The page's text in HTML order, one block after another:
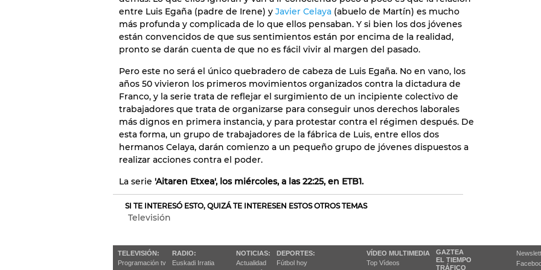
entre Luis Egaña (padre de Irene) y Javier Celaya (abuelo de Martín) es mucho
más profunda y complicada de lo que ellos pensaban. Y si bien los dos jóvenes
están convencidos de que sus sentimientos están por encima de la realidad,
pronto se darán cuenta de que no es fácil vivir al margen del pasado.
Pero este no será el único quebradero de cabeza de Luis Egaña. No en vano, los
años 50 vivieron los primeros movimientos organizados contra la dictadura de
Franco, y la serie trata de reflejar el surgimiento de un incipiente colectivo de
trabajadores que trata de organizarse para conseguir unos derechos laborales
más dignos en primera instancia, y para protestar contra el régimen después. De
esta forma, un grupo de trabajadores de la fábrica de Luis, entre ellos dos
hermanos Celaya, darán comienzo a un pequeño grupo de jóvenes dispuestos a
realizar acciones contra el poder.
La serie 'Aitaren Etxea', los miércoles, a las 22:25, en ETB1.
SI TE INTERESÓ ESTO, QUIZÁ TE INTERESEN ESTOS OTROS TEMAS
Televisión
TELEVISIÓN:
Programación tv
RADIO:
Euskadi Irratia
NOTICIAS:
Actualidad
DEPORTES:
Fútbol hoy
VÍDEO MULTIMEDIA
Top Vídeos
GAZTEA
EL TIEMPO
TRÁFICO